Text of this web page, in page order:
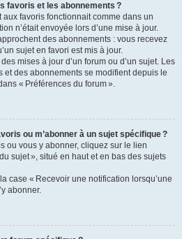
favoris et les abonnements ?
favoris fonctionnait comme dans un
n’était envoyée lors d’une mise à jour.
des abonnements : vous recevez
sujet en favori est mis à jour.
mises à jour d’un forum ou d’un sujet. Les
et des abonnements se modifient depuis le
« Préférences du forum ».
ou m’abonner à un sujet spécifique ?
ou vous y abonner, cliquez sur le lien
sujet », situé en haut et en bas des sujets
case « Recevoir une notification lorsqu’une
abonner.